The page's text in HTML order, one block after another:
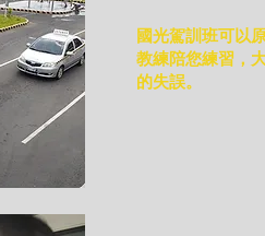
國光駕訓班可以
教練陪您練習，
的失誤。